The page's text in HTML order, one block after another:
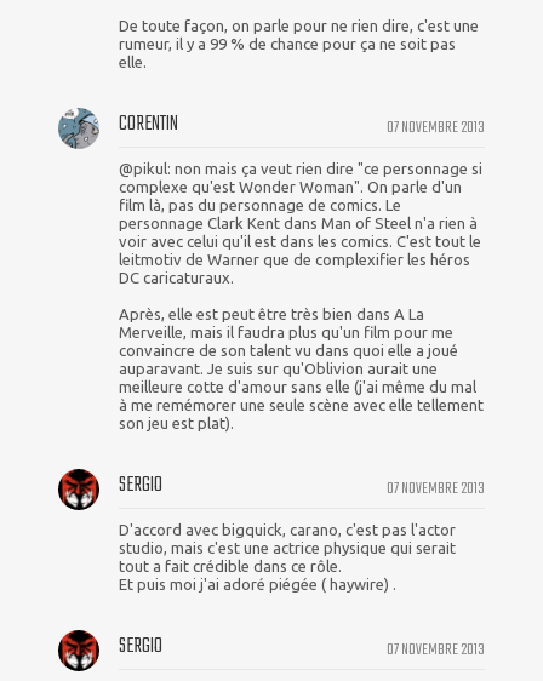
De toute façon, on parle pour ne rien dire, c'est une
rumeur, il y a 99 % de chance pour ça ne soit pas
elle.
07 NOVEMBRE 2013
CORENTIN
@pikul: non mais ça veut rien dire "ce personnage si
complexe qu'est Wonder Woman". On parle d'un
film là, pas du personnage de comics. Le
personnage Clark Kent dans Man of Steel n'a rien à
voir avec celui qu'il est dans les comics. C'est tout le
leitmotiv de Warner que de complexifier les héros
DC caricaturaux.
Après, elle est peut être très bien dans A La
Merveille, mais il faudra plus qu'un film pour me
convaincre de son talent vu dans quoi elle a joué
auparavant. Je suis sur qu'Oblivion aurait une
meilleure cotte d'amour sans elle (j'ai même du mal
à me remémorer une seule scène avec elle tellement
son jeu est plat).
07 NOVEMBRE 2013
SERGIO
D'accord avec bigquick, carano, c'est pas l'actor
studio, mais c'est une actrice physique qui serait
tout a fait crédible dans ce rôle.
Et puis moi j'ai adoré piégée ( haywire) .
07 NOVEMBRE 2013
SERGIO